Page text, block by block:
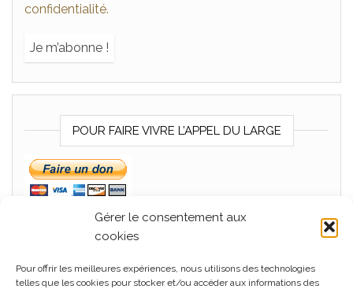
Gérer le consentement aux
cookies
Pour offrir les meilleures expériences, nous utilisons des technologies
telles que les cookies pour stocker et/ou accéder aux informations des
confidentialité.
POUR FAIRE VIVRE L’APPEL DU LARGE
MÉTA